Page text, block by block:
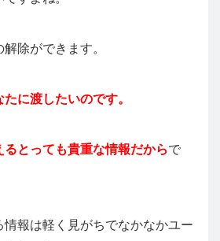
除ができます。
に渡したいのです。
るとっても貴重な情報だからで
報は軽く見がちでなかなかユー